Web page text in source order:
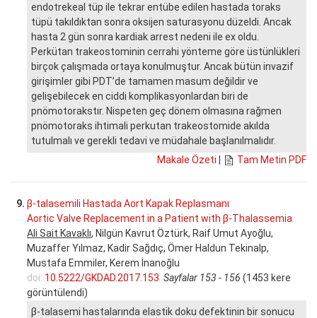
endotrekeal tüp ile tekrar entübe edilen hastada toraks
tüpü takıldıktan sonra oksijen saturasyonu düzeldi. Ancak
hasta 2 gün sonra kardiak arrest nedeni ile ex oldu.
Perkütan trakeostominin cerrahi yönteme göre üstünlükleri
birçok çalışmada ortaya konulmuştur. Ancak bütün invazif
girişimler gibi PDT’de tamamen masum değildir ve
gelişebilecek en ciddi komplikasyonlardan biri de
pnömotorakstır. Nispeten geç dönem olmasına rağmen
pnömotoraks ihtimali perkutan trakeostomide akılda
tutulmalı ve gerekli tedavi ve müdahale başlanılmalıdır.
Makale Özeti | Tam Metin PDF
9. β-talasemili Hastada Aort Kapak Replasmanı
Aortic Valve Replacement in a Patient with β-Thalassemia
Ali Sait Kavaklı, Nilgün Kavrut Öztürk, Raif Umut Ayoğlu,
Muzaffer Yılmaz, Kadir Sağdıç, Ömer Haldun Tekinalp,
Mustafa Emmiler, Kerem İnanoğlu
doi: 10.5222/GKDAD.2017.153 Sayfalar 153 - 156 (1453 kere
görüntülendi)
β-talasemi hastalarında elastik doku defektinin bir sonucu